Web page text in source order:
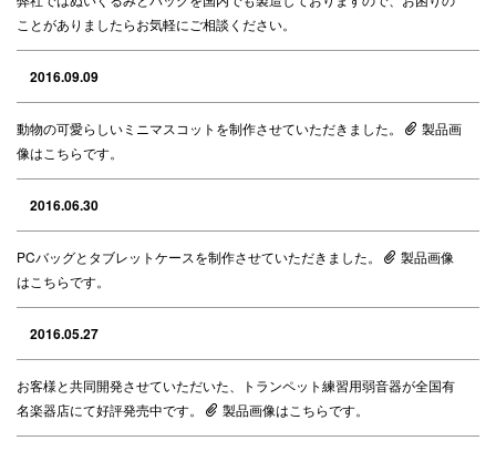
ことがありましたらお気軽にご相談ください。
2016.09.09
動物の可愛らしいミニマスコットを制作させていただきました。
製品画
像はこちらです。
2016.06.30
PCバッグとタブレットケースを制作させていただきました。
製品画像
はこちらです。
2016.05.27
お客様と共同開発させていただいた、トランペット練習用弱音器が全国有
名楽器店にて好評発売中です。
製品画像はこちらです。